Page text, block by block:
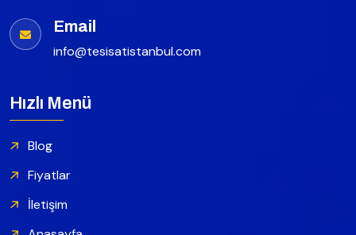
Email
info@tesisatistanbul.com
Hızlı Menü
Blog
Fiyatlar
İletişim